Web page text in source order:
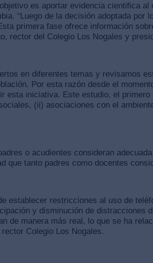
es aportar evidencia cientifica
“Luego de la decisión adoptada
primera fase ofrece información
rector del Colegio Los Nogales y
en diferentes temas y revisamos
Por esta razón desde el
esta iniciativa. Este estudio, el
(ii) asociaciones con el
o acudientes consideran
que tanto padres como docentes
establecer restricciones al uso de
y disminución de distracciones
de manera más real, lo que se ha
Colegio Los Nogales.